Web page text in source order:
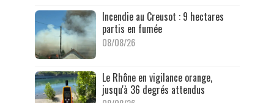
Incendie au Creusot : 9 hectares
partis en fumée
08/08/26
Le Rhône en vigilance orange,
jusqu'à 36 degrés attendus